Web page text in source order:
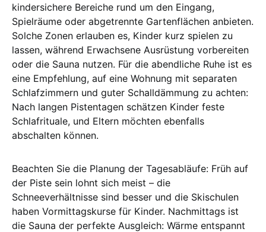
kindersichere Bereiche rund um den Eingang,
Spielräume oder abgetrennte Gartenflächen anbieten.
Solche Zonen erlauben es, Kinder kurz spielen zu
lassen, während Erwachsene Ausrüstung vorbereiten
oder die Sauna nutzen. Für die abendliche Ruhe ist es
eine Empfehlung, auf eine Wohnung mit separaten
Schlafzimmern und guter Schalldämmung zu achten:
Nach langen Pistentagen schätzen Kinder feste
Schlafrituale, und Eltern möchten ebenfalls
abschalten können.
Beachten Sie die Planung der Tagesabläufe: Früh auf
der Piste sein lohnt sich meist – die
Schneeverhältnisse sind besser und die Skischulen
haben Vormittagskurse für Kinder. Nachmittags ist
die Sauna der perfekte Ausgleich: Wärme entspannt